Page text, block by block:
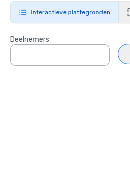
Interactieve plattegronden
Deelnemers